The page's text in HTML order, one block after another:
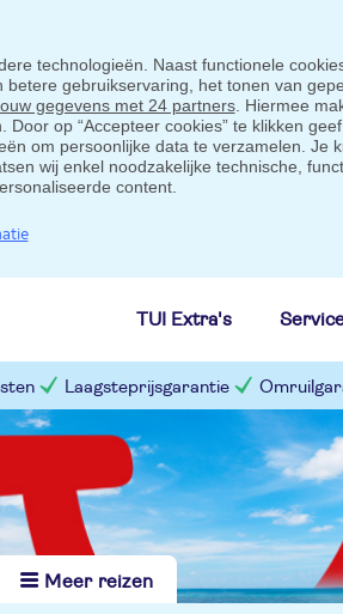
technologieën. Naast functionele
gebruikservaring, het tonen van
gegevens met 24 partners. Hiermee
op “Accepteer cookies” te klikken
om persoonlijke data te verzamelen. Je
wij enkel noodzakelijke technische,
content.
TUI Extra's
Laagsteprijsgarantie
Meer reizen